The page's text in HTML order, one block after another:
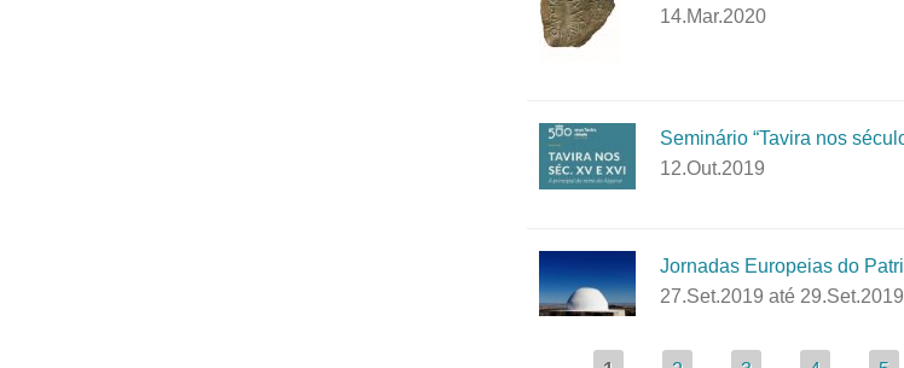
14.Mar.2020
Seminário “Tavira nos
12.Out.2019
Jornadas Europeias do
27.Set.2019 até 29.Set.2019